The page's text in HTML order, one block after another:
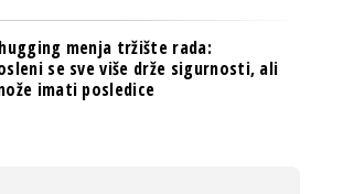
menja tržište rada:
se sve više drže sigurnosti, ali
imati posledice